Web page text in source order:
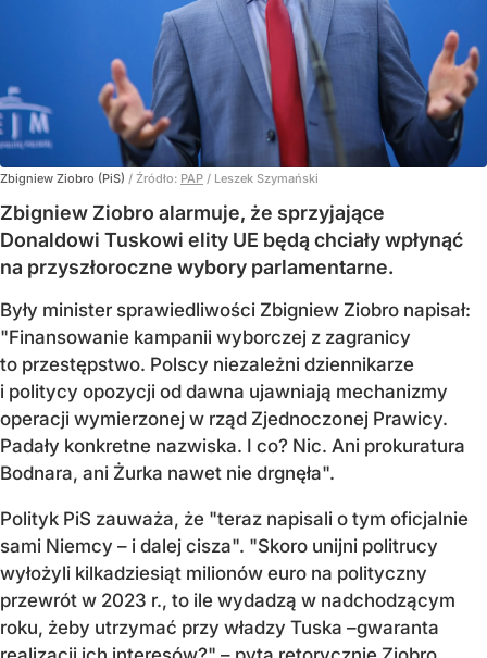
Zbigniew Ziobro (PiS) / Źródło: PAP / Leszek Szymański
Zbigniew Ziobro alarmuje, że sprzyjające
Donaldowi Tuskowi elity UE będą chciały wpłynąć
na przyszłoroczne wybory parlamentarne.
Były minister sprawiedliwości Zbigniew Ziobro napisał:
"Finansowanie kampanii wyborczej z zagranicy
to przestępstwo. Polscy niezależni dziennikarze
i politycy opozycji od dawna ujawniają mechanizmy
operacji wymierzonej w rząd Zjednoczonej Prawicy.
Padały konkretne nazwiska. I co? Nic. Ani prokuratura
Bodnara, ani Żurka nawet nie drgnęła".
Polityk PiS zauważa, że "teraz napisali o tym oficjalnie
sami Niemcy – i dalej cisza". "Skoro unijni politrucy
wyłożyli kilkadziesiąt milionów euro na polityczny
przewrót w 2023 r., to ile wydadzą w nadchodzącym
roku, żeby utrzymać przy władzy Tuska –gwaranta